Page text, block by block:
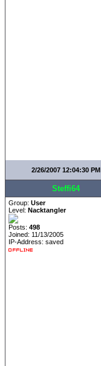
2/26/2007 12:04:30 PM
Steffi64
Group: User
Level: Nacktangler
Posts: 498
Joined: 11/13/2005
IP-Address: saved